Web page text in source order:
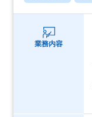
業務内容